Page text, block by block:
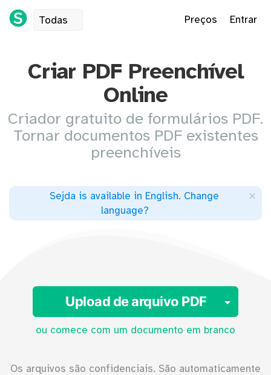
Todas Preços Entrar
Criar PDF Preenchível
Online
Criador gratuito de formulários PDF.
Tornar documentos PDF existentes
preenchíveis
Sejda is available in English. Change
language?
×
Upload de arquivo PDF
ou comece com um documento em branco
Os arquivos são confidenciais. São automaticamente